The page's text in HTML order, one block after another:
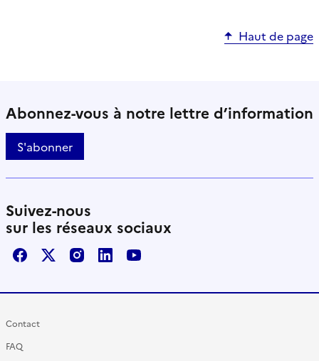
Haut de page
Abonnez-vous à notre lettre d’information
S'abonner
Suivez-nous
sur les réseaux sociaux
FacebookX / TwitterInstagram
LinkedInYoutube
Contact
FAQ